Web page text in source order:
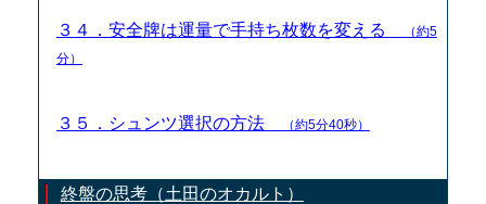
３４．安全牌は運量で手持ち枚数を変える
（約5
分）
３５．シュンツ選択の方法 （約5分40秒）
終盤の思考（土田のオカルト）